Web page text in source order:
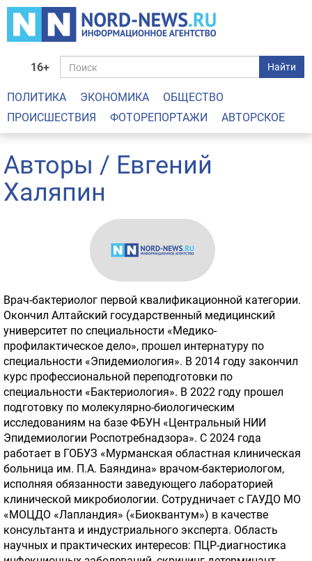
16+ Найти
ПОЛИТИКА ЭКОНОМИКА
ОБЩЕСТВО
ПРОИСШЕСТВИЯ
ФОТОРЕПОРТАЖИ АВТОРСКОЕ
Авторы / Евгений
Халяпин
Врач-бактериолог первой квалификационной категории.
Окончил Алтайский государственный медицинский
университет по специальности «Медико-
профилактическое дело», прошел интернатуру по
специальности «Эпидемиология». В 2014 году закончил
курс профессиональной переподготовки по
специальности «Бактериология». В 2022 году прошел
подготовку по молекулярно-биологическим
исследованиям на базе ФБУН «Центральный НИИ
Эпидемиологии Роспотребнадзора». С 2024 года
работает в ГОБУЗ «Мурманская областная клиническая
больница им. П.А. Баяндина» врачом-бактериологом,
исполняя обязанности заведующего лабораторией
клинической микробиологии. Сотрудничает с ГАУДО МО
«МОЦДО «Лапландия» («Биоквантум») в качестве
консультанта и индустриального эксперта. Область
научных и практических интересов: ПЦР-диагностика